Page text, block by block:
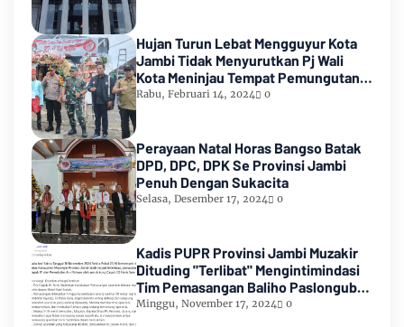
Hujan Turun Lebat Mengguyur Kota
Jambi Tidak Menyurutkan Pj Wali
Kota Meninjau Tempat Pemungutan
Suara Pemilu 2024
Rabu, Februari 14, 2024 0
Perayaan Natal Horas Bangso Batak
DPD, DPC, DPK Se Provinsi Jambi
Penuh Dengan Sukacita
Selasa, Desember 17, 2024 0
Kadis PUPR Provinsi Jambi Muzakir
Dituding "Terlibat" Mengintimindasi
Tim Pemasangan Baliho Paslongub
Romi-Sudirman
Minggu, November 17, 2024 0